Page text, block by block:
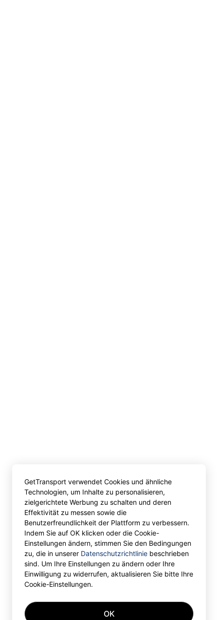
GetTransport verwendet Cookies und ähnliche
Technologien, um Inhalte zu personalisieren,
zielgerichtete Werbung zu schalten und deren
Effektivität zu messen sowie die
Benutzerfreundlichkeit der Plattform zu verbessern.
Indem Sie auf OK klicken oder die Cookie-
Einstellungen ändern, stimmen Sie den Bedingungen
zu, die in unserer Datenschutzrichtlinie beschrieben
sind. Um Ihre Einstellungen zu ändern oder Ihre
Einwilligung zu widerrufen, aktualisieren Sie bitte Ihre
Cookie-Einstellungen.
OK